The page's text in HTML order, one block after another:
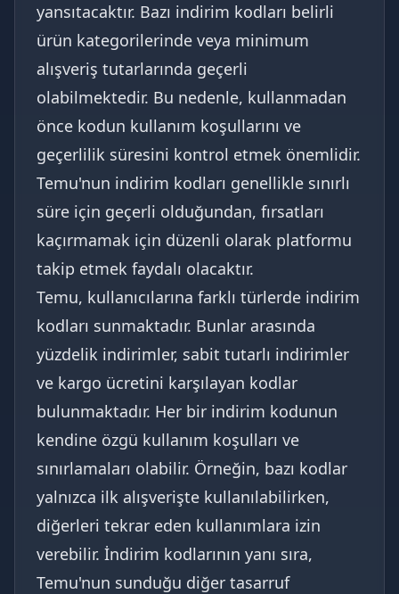
yansıtacaktır. Bazı indirim kodları belirli
ürün kategorilerinde veya minimum
alışveriş tutarlarında geçerli
olabilmektedir. Bu nedenle, kullanmadan
önce kodun kullanım koşullarını ve
geçerlilik süresini kontrol etmek önemlidir.
Temu'nun indirim kodları genellikle sınırlı
süre için geçerli olduğundan, fırsatları
kaçırmamak için düzenli olarak platformu
takip etmek faydalı olacaktır.
Temu, kullanıcılarına farklı türlerde indirim
kodları sunmaktadır. Bunlar arasında
yüzdelik indirimler, sabit tutarlı indirimler
ve kargo ücretini karşılayan kodlar
bulunmaktadır. Her bir indirim kodunun
kendine özgü kullanım koşulları ve
sınırlamaları olabilir. Örneğin, bazı kodlar
yalnızca ilk alışverişte kullanılabilirken,
diğerleri tekrar eden kullanımlara izin
verebilir. İndirim kodlarının yanı sıra,
Temu'nun sunduğu diğer tasarruf